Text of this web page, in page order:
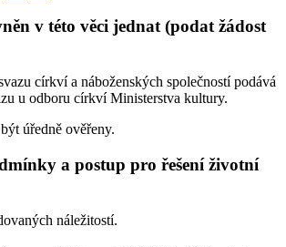
v této věci jednat (podat žádost
církví a náboženských společností podává
u odboru církví Ministerstva kultury.
úředně ověřeny.
a postup pro řešení životní
náležitostí.